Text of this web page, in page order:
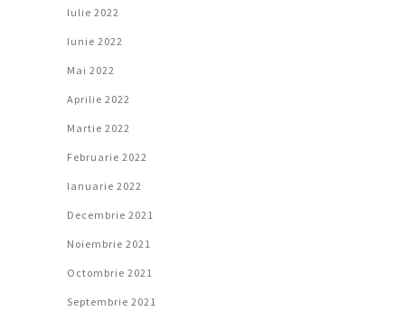
Iulie 2022
Iunie 2022
Mai 2022
Aprilie 2022
Martie 2022
Februarie 2022
Ianuarie 2022
Decembrie 2021
Noiembrie 2021
Octombrie 2021
Septembrie 2021